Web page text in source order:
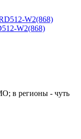
W2(868)
в регионы - чуть